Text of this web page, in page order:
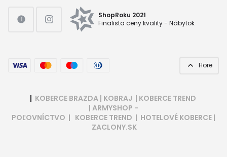
ShopRoku 2021
Finalista ceny kvality - Nábytok
Hore
| KOBERCE BRAZDA | KOBRAJ | KOBERCE TREND
| ARMYSHOP -
POĽOVNÍCTVO | KOBERCE TREND | HOTELOVÉ KOBERCE |
ZACLONY.SK